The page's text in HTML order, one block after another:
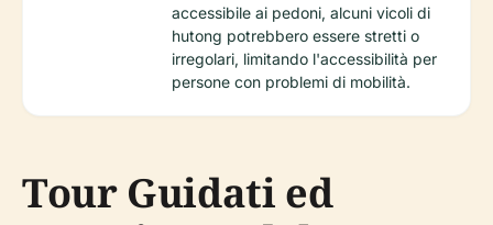
accessibile ai pedoni, alcuni vicoli di
hutong potrebbero essere stretti o
irregolari, limitando l'accessibilità per
persone con problemi di mobilità.
Tour Guidati ed